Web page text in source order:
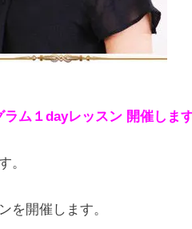
ム１dayレッスン 開催しま
。
を開催します。